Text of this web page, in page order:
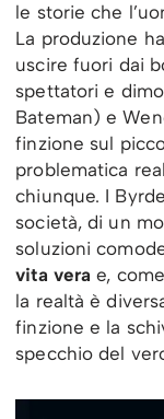
le storie che
La produzione
uscire fuori dai
spettatori e
Bateman) e
finzione sul
problematica
chiunque. I
società, di un
soluzioni
vita vera e,
la realtà è
finzione e la
specchio del